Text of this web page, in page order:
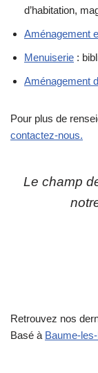
d’habitation,
Aménagement
Menuiserie :
Aménagement
Pour plus de
contactez-nous.
Le champ
Retrouvez nos
Basé à Baume-